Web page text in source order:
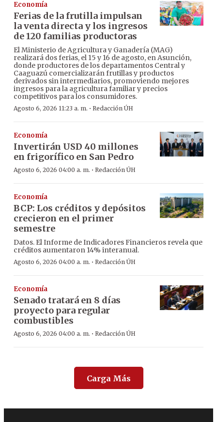
Economía
Ferias de la frutilla impulsan
la venta directa y los ingresos
de 120 familias productoras
El Ministerio de Agricultura y Ganadería (MAG)
realizará dos ferias, el 15 y 16 de agosto, en Asunción,
donde productores de los departamentos Central y
Caaguazú comercializarán frutillas y productos
derivados sin intermediarios, promoviendo mejores
ingresos para la agricultura familiar y precios
competitivos para los consumidores.
Agosto 6, 2026 11:23 a. m. · Redacción ÚH
Economía
Invertirán USD 40 millones
en frigorífico en San Pedro
Agosto 6, 2026 04:00 a. m. · Redacción ÚH
Economía
BCP: Los créditos y depósitos
crecieron en el primer
semestre
Datos. El Informe de Indicadores Financieros revela que
créditos aumentaron 14% interanual.
Agosto 6, 2026 04:00 a. m. · Redacción ÚH
Economía
Senado tratará en 8 días
proyecto para regular
combustibles
Agosto 6, 2026 04:00 a. m. · Redacción ÚH
Carga Más